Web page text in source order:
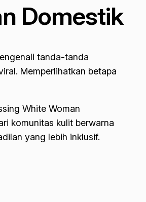
Domestik
tanda-tanda
Memperlihatkan betapa
White Woman
komunitas kulit berwarna
yang lebih inklusif.